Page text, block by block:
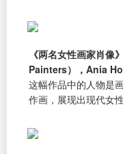
《两名女性画家肖
Painters），Ania
这幅作品中的人物是
作画，展现出现代女